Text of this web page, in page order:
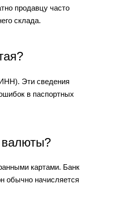
продавцу часто
склада.
Эти сведения
в паспортных
валюты?
картами. Банк
обычно начисляется